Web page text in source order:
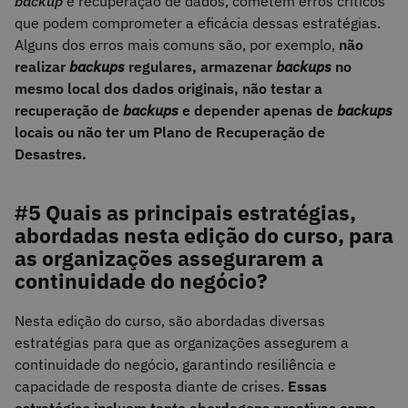
que podem comprometer a eficácia dessas estratégias.
Alguns dos erros mais comuns são, por exemplo, não
realizar backups regulares, armazenar backups no
mesmo local dos dados originais, não testar a
recuperação de backups e depender apenas de backups
locais ou não ter um Plano de Recuperação de
Desastres.
#5 Quais as principais estratégias,
abordadas nesta edição do curso, para
as organizações assegurarem a
continuidade do negócio?
Nesta edição do curso, são abordadas diversas
estratégias para que as organizações assegurem a
continuidade do negócio, garantindo resiliência e
capacidade de resposta diante de crises. Essas